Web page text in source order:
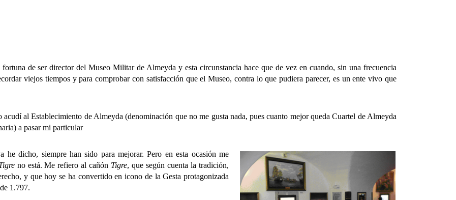
de ser director del Museo Militar de Almeyda y esta circunstancia hace que de vez en cuando, sin una frecuencia
viejos tiempos y para comprobar con satisfacción que el Museo, contra lo que pudiera parecer, es un ente vivo que
al Establecimiento de Almeyda (denominación que no me gusta nada, pues cuanto mejor queda Cuartel de Almeyda
a pasar mi particular
dicho, siempre han sido para mejorar. Pero en esta ocasión me
no está. Me refiero al cañón Tigre, que según cuenta la tradición,
y que hoy se ha convertido en icono de la Gesta protagonizada
1.797.